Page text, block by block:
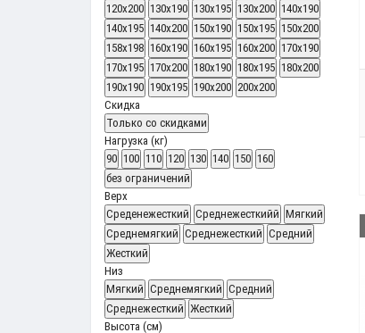
120x200 130x190 130x195 130x200 140x190
140x195 140x200 150x190 150x195 150x200
158x198 160x190 160x195 160x200 170x190
170x195 170x200 180x190 180x195 180x200
190x190 190x195 190x200 200x200
Скидка
Только со cкидками
Нагрузка (кг)
90 100 110 120 130 140 150 160
без ограничений
Верх
Среденежесткий Среднежесткийй Мягкий
Среднемягкий Среднежесткий Средний
Жесткий
Низ
Мягкий Среднемягкий Средний
Среднежесткий Жесткий
Высота (см)